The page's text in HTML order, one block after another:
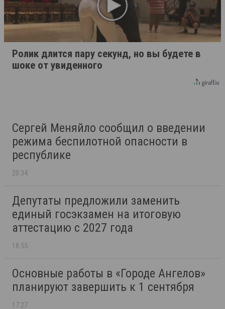
Ролик длится пару секунд, но вы будете в
шоке от увиденного
Сергей Меняйло сообщил о введении
режима беспилотной опасности в
республике
20:34
Депутаты предложили заменить
единый госэкзамен на итоговую
аттестацию с 2027 года
18:55
Основные работы в «Городе Ангелов»
планируют завершить к 1 сентября
17:27